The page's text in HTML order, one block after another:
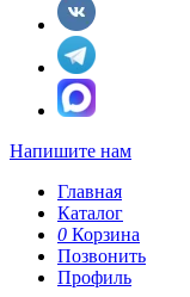
Напишите нам
Главная
Каталог
0 Корзина
Позвонить
Профиль